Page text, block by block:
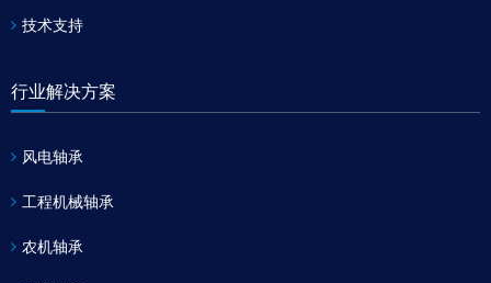
技术支持
行业解决方案
风电轴承
工程机械轴承
农机轴承